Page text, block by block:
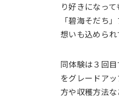
り好きになっ
「碧海そだち
想いも込められ
同体験は３回
をグレードア
方や収穫方法